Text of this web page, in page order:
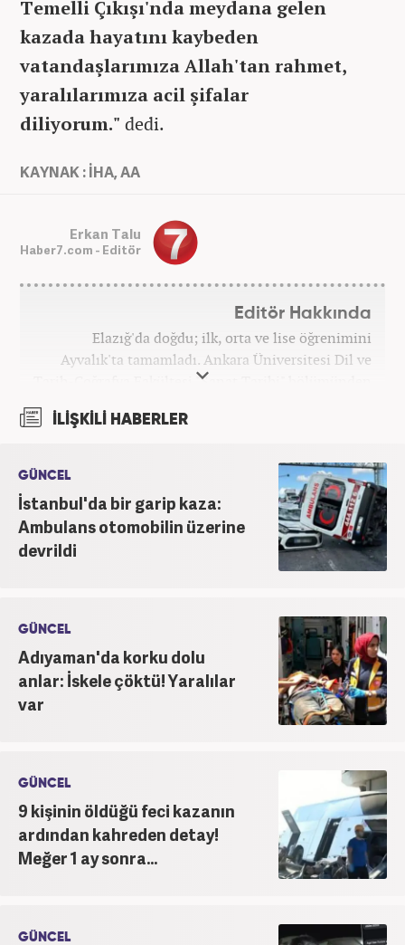
Temelli Çıkışı'nda meydana gelen
kazada hayatını kaybeden
vatandaşlarımıza Allah'tan rahmet,
yaralılarımıza acil şifalar
diliyorum." dedi.
KAYNAK : İHA, AA
Erkan Talu
Haber7.com - Editör
Editör Hakkında
Elazığ'da doğdu; ilk, orta ve lise öğrenimini
Ayvalık'ta tamamladı. Ankara Üniversitesi Dil ve
Tarih-Coğrafya Fakültesi "Sanat Tarihi" bölümünden
üzerine eğitimler aldı. Haberciliğe "muhabir" olarak
Kariyerine, Haber7'de "editör" olarak devam ediyor.
İLİŞKİLİ HABERLER
GÜNCEL
İstanbul'da bir garip kaza:
Ambulans otomobilin üzerine
devrildi
GÜNCEL
Adıyaman'da korku dolu
anlar: İskele çöktü! Yaralılar
var
GÜNCEL
9 kişinin öldüğü feci kazanın
ardından kahreden detay!
Meğer 1 ay sonra...
GÜNCEL